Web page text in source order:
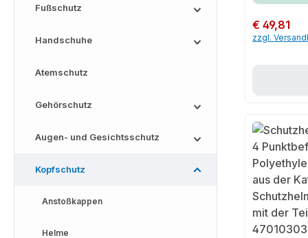
Fußschutz
Handschuhe
Atemschutz
Gehörschutz
Augen- und Gesichtsschutz
Kopfschutz
Anstoßkappen
Helme
Regulärer Preis:
€ 49,81
zzgl.